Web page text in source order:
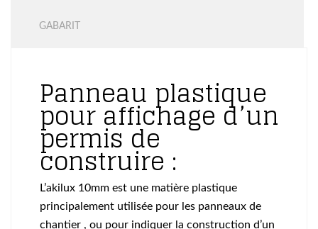
GABARIT
Panneau plastique
pour affichage d’un
permis de
construire :
L’akilux 10mm est une matière plastique
principalement utilisée pour les panneaux de
chantier , ou pour indiquer la construction d’un